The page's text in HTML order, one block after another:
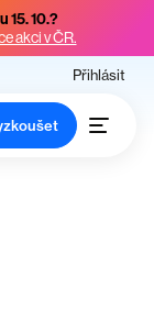
15. 10.?
akci v ČR.
Přihlásit